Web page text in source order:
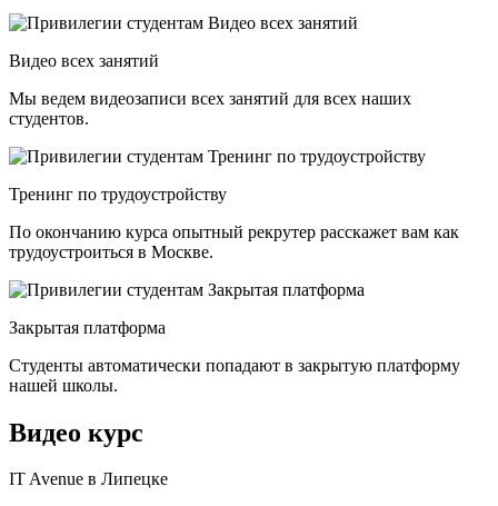
Видео всех занятий
Мы ведем видеозаписи всех занятий для всех наших
студентов.
Тренинг по трудоустройству
По окончанию курса опытный рекрутер расскажет вам как
трудоустроиться в Москве.
Закрытая платформа
Студенты автоматически попадают в закрытую платформу
нашей школы.
Видео курс
IT Avenue в Липецке